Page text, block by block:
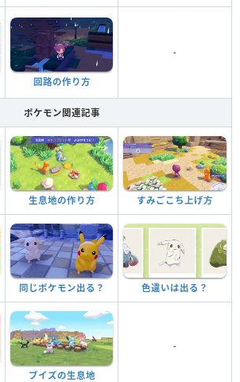
回路の作り方
-
ポケモン関連記事
生息地の作り方 すみごこち上げ方
同じポケモン出る？ 色違いは出る？
ブイズの生息地
-